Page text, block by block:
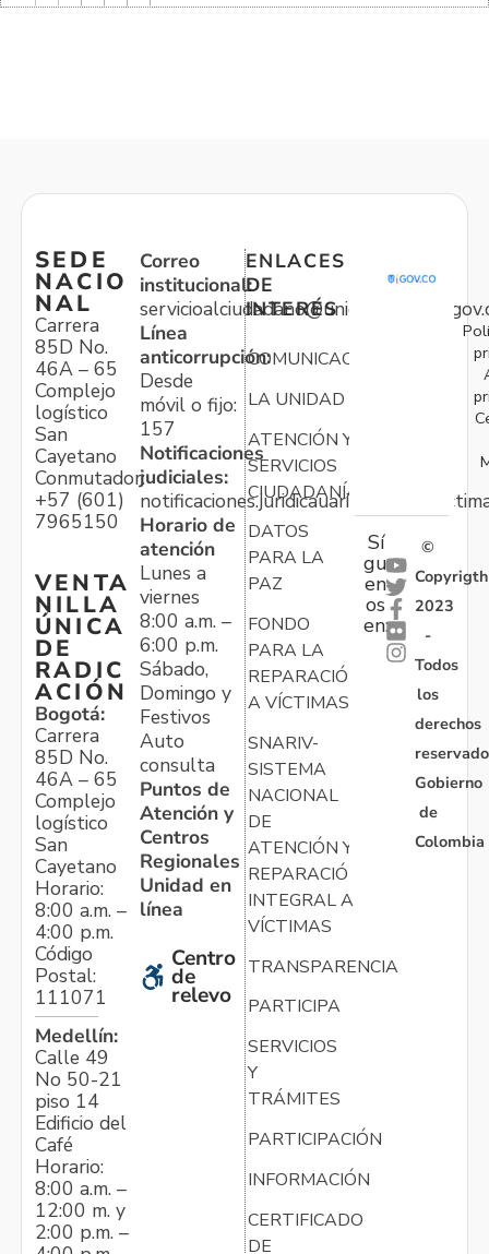
SEDE
NACIO
NAL
Carrera
85D No.
46A – 65
Complejo
logístico
San
Cayetano
Conmutador:
+57 (601)
7965150
VENTA
NILLA
ÚNICA
DE
RADIC
ACIÓN
Bogotá:
Carrera
85D No.
46A – 65
Complejo
logístico
San
Cayetano
Horario:
8:00 a.m. –
4:00 p.m.
Código
Postal:
111071
Medellín:
Calle 49
No 50-21
piso 14
Edificio del
Café
Horario:
8:00 a.m. –
12:00 m. y
2:00 p.m. –
Correo
institucional:
Línea
anticorrupción:
Desde
móvil o fijo:
157
Notificaciones
judiciales:
Horario de
atención
Lunes a
viernes
8:00 a.m. –
6:00 p.m.
Sábado,
Domingo y
Festivos
Auto
consulta
Puntos de
Atención y
Centros
Regionales
Unidad en
línea
Centro
de
relevo
ENLACES
DE
INTERÉS
COMUNICACIONES
LA UNIDAD
ATENCIÓN Y
SERVICIOS
CIUDADANÍA
DATOS
PARA LA
PAZ
FONDO
PARA LA
REPARACIÓN
A VÍCTIMAS
SNARIV-
SISTEMA
NACIONAL
DE
ATENCIÓN Y
REPARACIÓN
INTEGRAL A
VÍCTIMAS
TRANSPARENCIA
PARTICIPA
SERVICIOS
Y
TRÁMITES
PARTICIPACIÓN
INFORMACIÓN
CERTIFICADO
DE
Sí
gu
en
os
en:
©
Copyrigth
2023
-
Todos
los
derechos
Gobierno
de
Colombia